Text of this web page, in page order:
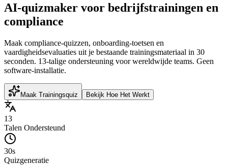
AI-quizmaker voor bedrijfstrainingen en
compliance
Maak compliance-quizzen, onboarding-toetsen en
vaardigheidsevaluaties uit je bestaande trainingsmateriaal in 30
seconden. 13-talige ondersteuning voor wereldwijde teams. Geen
software-installatie.
Maak Trainingsquiz Bekijk Hoe Het Werkt
13
Talen Ondersteund
30s
Quizgeneratie